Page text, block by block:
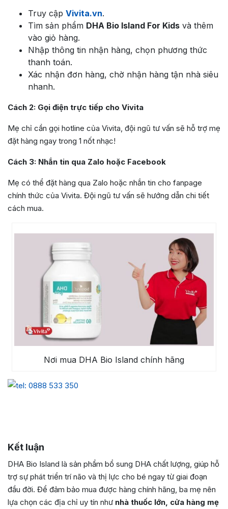
Truy cập Vivita.vn.
Tìm sản phẩm DHA Bio Island For Kids và thêm
vào giỏ hàng.
Nhập thông tin nhận hàng, chọn phương thức
thanh toán.
Xác nhận đơn hàng, chờ nhận hàng tận nhà siêu
nhanh.
Cách 2: Gọi điện trực tiếp cho Vivita
Mẹ chỉ cần gọi hotline của Vivita, đội ngũ tư vấn sẽ hỗ trợ mẹ
đặt hàng ngay trong 1 nốt nhạc!
Cách 3: Nhắn tin qua Zalo hoặc Facebook
Mẹ có thể đặt hàng qua Zalo hoặc nhắn tin cho fanpage
chính thức của Vivita. Đội ngũ tư vấn sẽ hướng dẫn chi tiết
cách mua.
Nơi mua DHA Bio Island chính hãng
Kết luận
DHA Bio Island là sản phẩm bổ sung DHA chất lượng, giúp hỗ
trợ sự phát triển trí não và thị lực cho bé ngay từ giai đoạn
đầu đời. Để đảm bảo mua được hàng chính hãng, ba mẹ nên
lựa chọn các địa chỉ uy tín như nhà thuốc lớn, cửa hàng mẹ